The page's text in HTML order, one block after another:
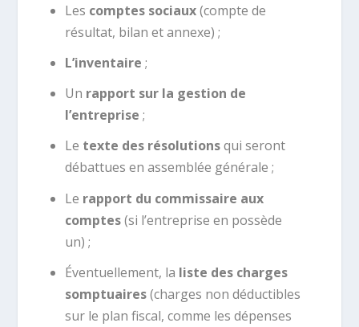
Les comptes sociaux(compte de
résultat, bilan et annexe) ;
L’inventaire ;
Un rapport sur la gestion de
l’entreprise ;
Le texte des résolutionsqui seront
débattues en assemblée générale ;
Le rapport du commissaire aux
comptes(si l’entreprise en possède
un) ;
Éventuellement, la liste des charges
somptuaires(charges non déductibles
sur le plan fiscal, comme les dépenses